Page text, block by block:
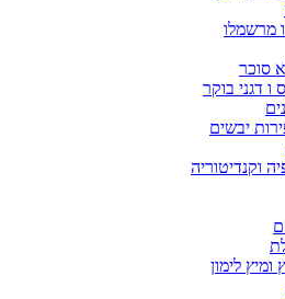
מרשמלו
סוכר
ו דגני בוקר
יבשים
וקנדיטוריה
לימון